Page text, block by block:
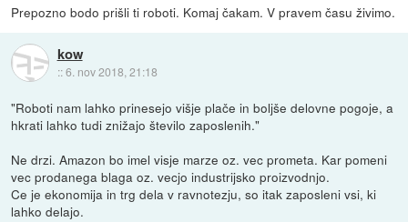
Prepozno bodo prišli ti roboti. Komaj čakam. V pravem času živimo.
kow
::6. nov 2018, 21:18
"Roboti nam lahko prinesejo višje plače in boljše delovne pogoje, a
hkrati lahko tudi znižajo število zaposlenih."
Ne drzi. Amazon bo imel visje marze oz. vec prometa. Kar pomeni
vec prodanega blaga oz. vecjo industrijsko proizvodnjo.
Ce je ekonomija in trg dela v ravnotezju, so itak zaposleni vsi, ki
lahko delajo.